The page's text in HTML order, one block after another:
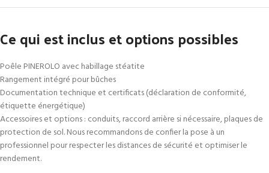
Ce qui est inclus et options possibles
Poêle PINEROLO avec habillage stéatite
Rangement intégré pour bûches
Documentation technique et certificats (déclaration de conformité,
étiquette énergétique)
Accessoires et options : conduits, raccord arrière si nécessaire, plaques de
protection de sol. Nous recommandons de confier la pose à un
professionnel pour respecter les distances de sécurité et optimiser le
rendement.